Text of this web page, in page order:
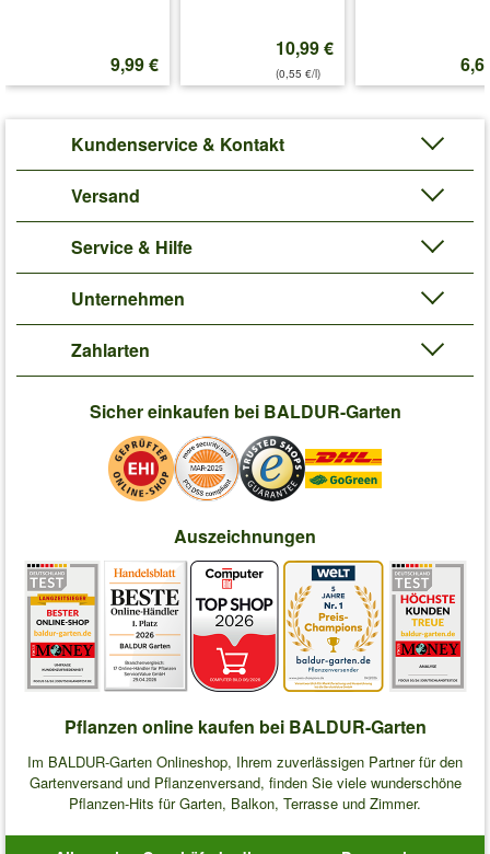
9,99 €
10,99 €
(0,55 €/l)
Kundenservice & Kontakt
Versand
Service & Hilfe
Unternehmen
Zahlarten
Sicher einkaufen bei BALDUR-Garten
Auszeichnungen
Pflanzen online kaufen bei BALDUR-Garten
Im BALDUR-Garten Onlineshop, Ihrem zuverlässigen Partner für den
Gartenversand und Pflanzenversand, finden Sie viele wunderschöne
Pflanzen-Hits für Garten, Balkon, Terrasse und Zimmer.